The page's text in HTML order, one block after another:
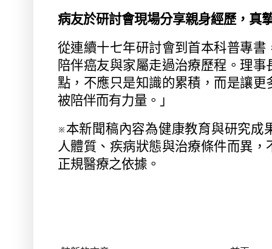
病友於研討會現場分享親身經歷，真
從連續十七年研討會到首本科普專
陪伴癌友與家屬走過治療歷程。理
點，不應只是知識的累積，而是讓
被陪伴而有力量。」
※本新聞稿內容為健康教育與研究成
人體質、疾病狀態與治療條件而異
正規醫療之依據。